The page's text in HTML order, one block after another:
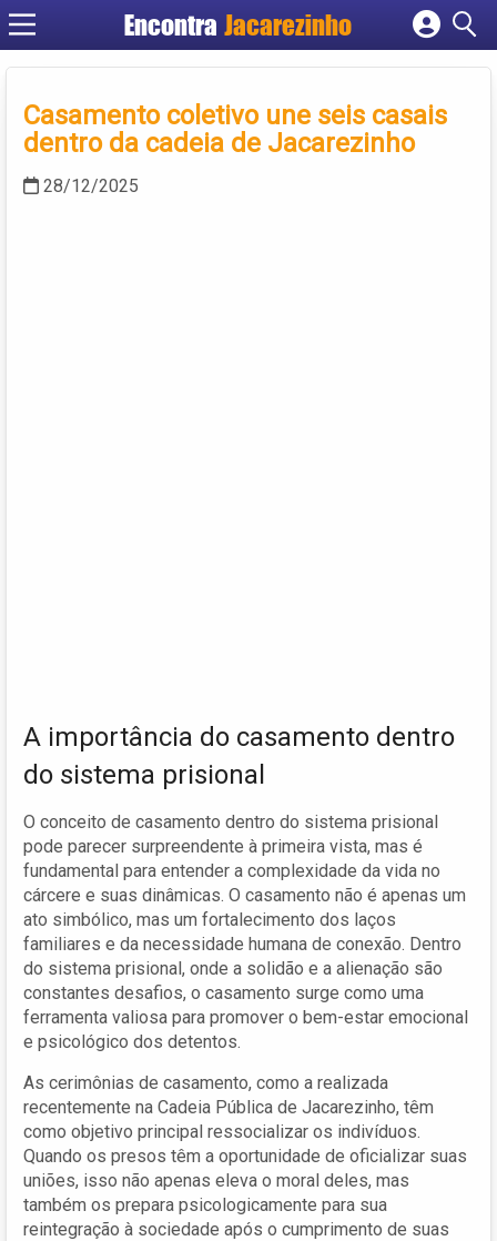
Encontra Jacarezinho
Cadastrar empresa
Criar conta
Casamento coletivo une seis casais
dentro da cadeia de Jacarezinho
28/12/2025
A importância do casamento dentro
do sistema prisional
O conceito de casamento dentro do sistema prisional
pode parecer surpreendente à primeira vista, mas é
fundamental para entender a complexidade da vida no
cárcere e suas dinâmicas. O casamento não é apenas um
ato simbólico, mas um fortalecimento dos laços
familiares e da necessidade humana de conexão. Dentro
do sistema prisional, onde a solidão e a alienação são
constantes desafios, o casamento surge como uma
ferramenta valiosa para promover o bem-estar emocional
e psicológico dos detentos.
As cerimônias de casamento, como a realizada
recentemente na Cadeia Pública de Jacarezinho, têm
como objetivo principal ressocializar os indivíduos.
Quando os presos têm a oportunidade de oficializar suas
uniões, isso não apenas eleva o moral deles, mas
também os prepara psicologicamente para sua
reintegração à sociedade após o cumprimento de suas